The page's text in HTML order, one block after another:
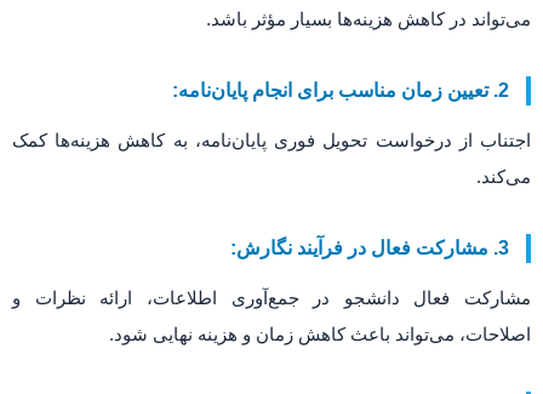
می‌تواند در کاهش هزینه‌ها بسیار مؤثر باشد.
2. تعیین زمان مناسب برای انجام پایان‌نامه:
اجتناب از درخواست تحویل فوری پایان‌نامه، به کاهش هزینه‌ها کمک
می‌کند.
3. مشارکت فعال در فرآیند نگارش:
مشارکت فعال دانشجو در جمع‌آوری اطلاعات، ارائه نظرات و
اصلاحات، می‌تواند باعث کاهش زمان و هزینه نهایی شود.